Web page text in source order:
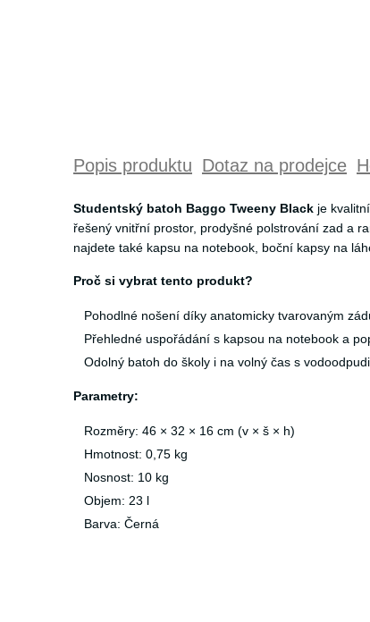
Popis produktu Dotaz na prodejce
Studentský batoh Baggo Tweeny Black je
řešený vnitřní prostor, prodyšné polstrování zad a
najdete také kapsu na notebook, boční kapsy na
Proč si vybrat tento produkt?
Pohodlné nošení díky anatomicky tvarovaným
Přehledné uspořádání s kapsou na notebook a
Odolný batoh do školy i na volný čas s
Parametry:
Rozměry: 46 × 32 × 16 cm (v × š × h)
Hmotnost: 0,75 kg
Nosnost: 10 kg
Objem: 23 l
Barva: Černá